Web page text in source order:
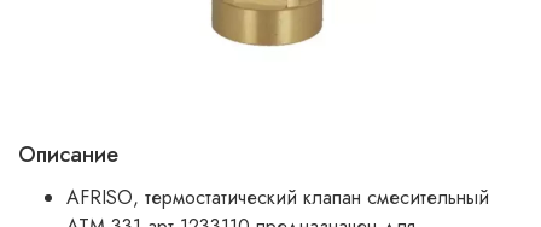
Описание
AFRISO, термостатический клапан смесительный